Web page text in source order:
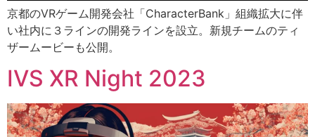
京都のVRゲーム開発会社「CharacterBank」組織拡大に伴
い社内に３ラインの開発ラインを設立。新規チームのティ
ザームービーも公開。
IVS XR Night 2023